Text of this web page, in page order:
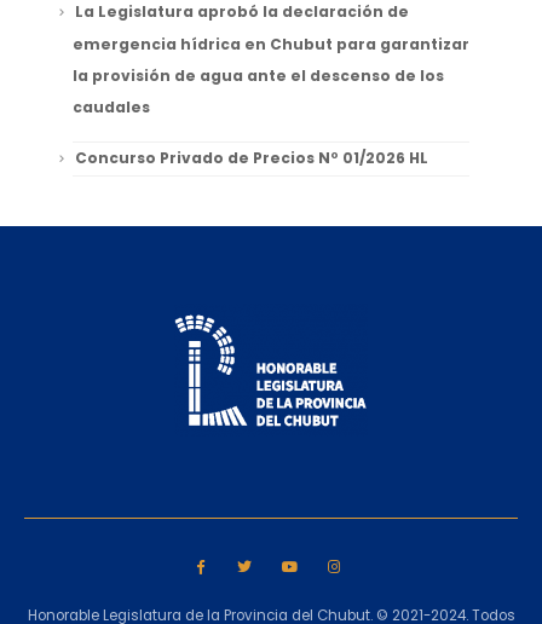
La Legislatura aprobó la declaración de
emergencia hídrica en Chubut para garantizar
la provisión de agua ante el descenso de los
caudales
Concurso Privado de Precios Nº 01/2026 HL
Honorable Legislatura de la Provincia del Chubut. © 2021-2024. Todos